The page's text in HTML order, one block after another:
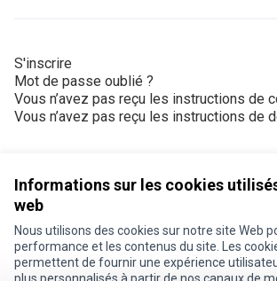
Informations sur les cookies
web
Nous utilisons des cookies sur notre site Web
performance et les contenus du site. Les
permettent de fournir une expérience
S'inscrire
Mot de passe oublié ?
Vous n’avez pas reçu les instructions de
Vous n’avez pas reçu les instructions de
Conditions d'utilisation
Paramètres des cookies
Je participe ! sur X
Je participe ! sur Facebook
Je participe ! sur Instagram